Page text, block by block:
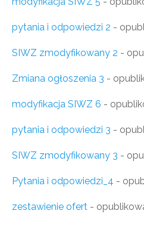
pytania i odpowiedzi 2 -
SIWZ zmodyfikowany 2 -
Zmiana ogłoszenia 3 -
modyfikacja SIWZ 6 -
pytania i odpowiedzi 3 -
SIWZ zmodyfikowany 3 -
Pytania i odpowiedzi_4 -
zestawienie ofert -